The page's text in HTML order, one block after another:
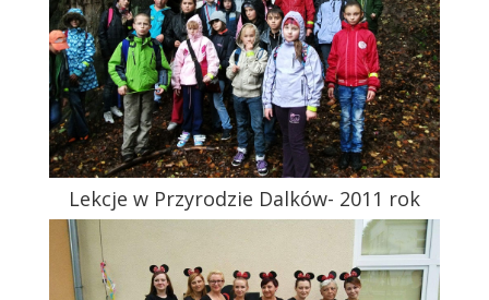
Lekcje w Przyrodzie Dalków- 2011 rok